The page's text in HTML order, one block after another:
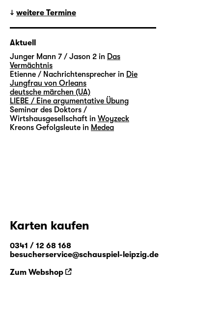
weitere Termine
Aktuell
Junger Mann 7 / Jason 2 in Das
Vermächtnis
Etienne / Nachrichtensprecher in Die
Jungfrau von Orleans
deutsche märchen (UA)
LIEBE / Eine argumentative Übung
Seminar des Doktors /
Wirtshausgesellschaft in Woyzeck
Kreons Gefolgsleute in Medea
Karten kaufen
0341 / 12 68 168
besucherservice@schauspiel-leipzig.de
Zum Webshop